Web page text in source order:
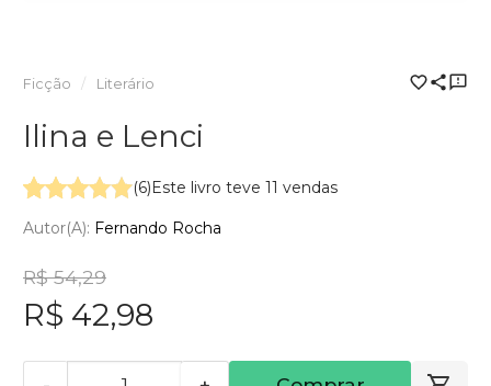
Ficção Literário
Ilina e Lenci
(6) Este livro teve 11 vendas
Autor(a): Fernando Rocha
R$ 54,29
R$ 42,98